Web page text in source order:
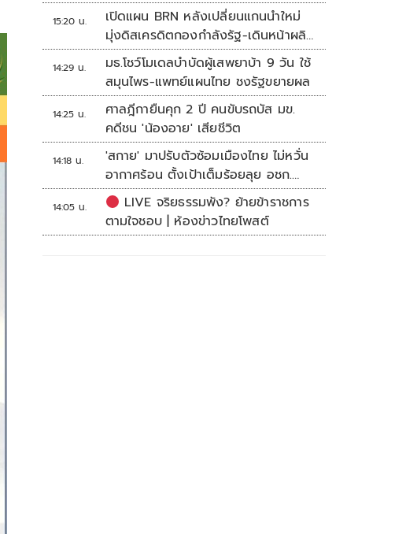
15:20 น.
เปิดแผน BRN หลังเปลี่ยนแกนนำใหม่
มุ่งดิสเครดิตกองกำลังรัฐ-เดินหน้าผลิต
แนวร่วม
14:29 น.
มธ.โชว์โมเดลบำบัดผู้เสพยาบ้า 9 วัน ใช้
สมุนไพร-แพทย์แผนไทย ชงรัฐขยายผล
14:25 น.
ศาลฎีกายืนคุก 2 ปี คนขับรถบัส มข.
คดีชน 'น้องอาย' เสียชีวิต
14:18 น.
'สกาย' มาปรับตัวซ้อมเมืองไทย ไม่หวั่น
อากาศร้อน ตั้งเป้าเต็มร้อยลุย อชก.
2026
14:05 น.
LIVE จริยธรรมพัง? ย้ายข้าราชการ
ตามใจชอบ | ห้องข่าวไทยโพสต์